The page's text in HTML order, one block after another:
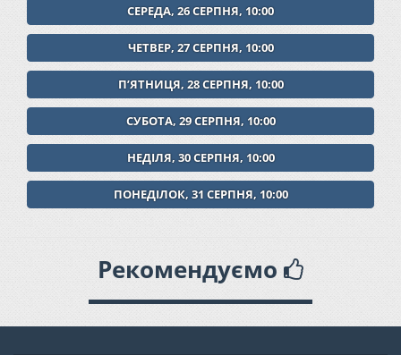
СЕРЕДА, 26 СЕРПНЯ, 10:00
ЧЕТВЕР, 27 СЕРПНЯ, 10:00
ПʼЯТНИЦЯ, 28 СЕРПНЯ, 10:00
СУБОТА, 29 СЕРПНЯ, 10:00
НЕДІЛЯ, 30 СЕРПНЯ, 10:00
ПОНЕДІЛОК, 31 СЕРПНЯ, 10:00
Рекомендуємо